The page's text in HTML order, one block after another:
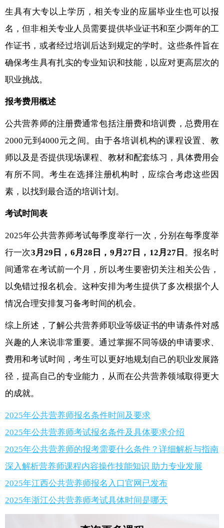
生具有大专以上学历，相关专业的应届毕业生也可以报
名，但非相关专业人员需要提供毕业证书和至少两年的工
作证书，或者经过培训后达到规定的学时。这些条件旨在
确保考生具有扎实的专业知识和技能，以应对更高层次的
职业挑战。
报考费用概述
公共营养师的注册费通常包括注册费和培训费，总费用在
2000元到4000元之间。由于各培训机构的课程设置、教
师以及是否提供现场课程、教材和配套练习，具体费用会
有所不同。考生在选择注册机构时，应综合考虑这些因
素，以找到最合适的培训计划。
考试时间表
2025年公共营养师考试每季度举行一次，分别在每季度举
行一次3月29日，6月28日，9月27日，12月27日 。报名时
间通常在考试前一个月，所以考生要密切关注相关公告，
以免错过报名机会。这种安排为考生提供了多次根据个人
情况合理安排复习备考时间的机会。
综上所述，了解公共营养师职业等级证书的申请条件对感
兴趣的人来说非常重要。通过掌握不同等级的申请要求、
费用和考试时间，考生可以更好地规划自己的职业发展路
径，提高自己的专业能力，从而在公共营养领域取得更大
的成就。
2025年公共营养师报名条件时间及要求
2025年公共营养师考试报名条件及具体要求介绍
2025年公共营养师的报考需要什么条件？详细解析与指南
深入解析营养师课程内容操作技能知识 助力专业发展
2025年江西公共营养师报名入口官网已发布
2025年浙江公共营养师考试具体时间是哪天